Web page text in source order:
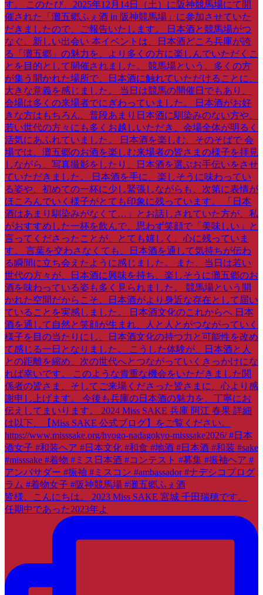
皆様、こんにちは。 2023 Miss SAKE 宮城 千田瑞穂です。
任期中であった2023年よ